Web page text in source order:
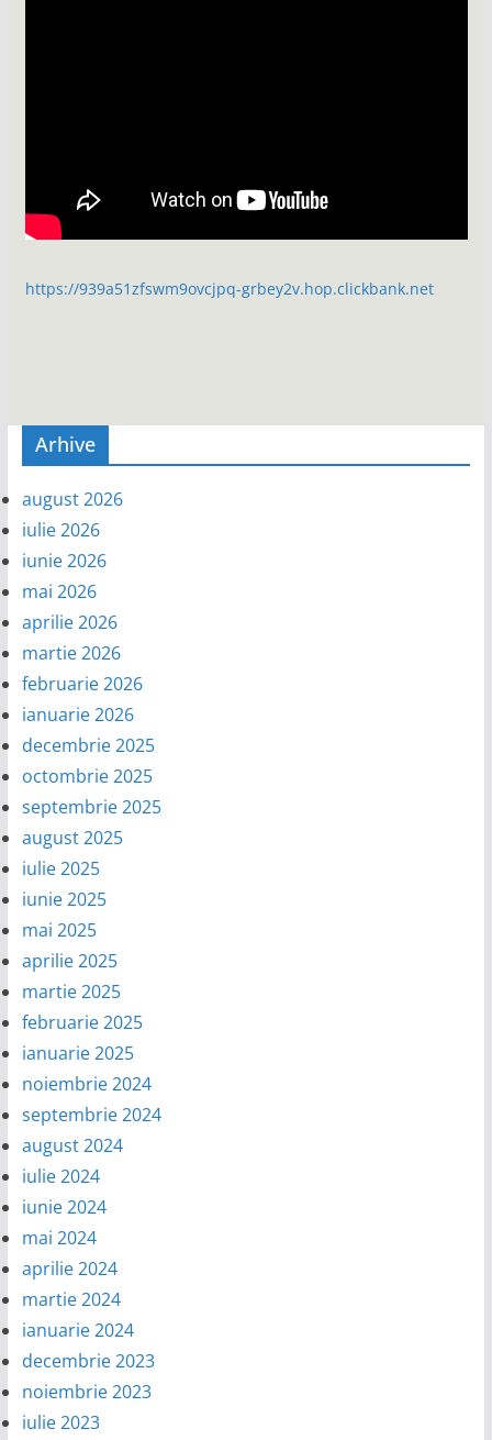
https://939a51zfswm9ovcjpq-grbey2v.hop.clickbank.net
Arhive
august 2026
iulie 2026
iunie 2026
mai 2026
aprilie 2026
martie 2026
februarie 2026
ianuarie 2026
decembrie 2025
octombrie 2025
septembrie 2025
august 2025
iulie 2025
iunie 2025
mai 2025
aprilie 2025
martie 2025
februarie 2025
ianuarie 2025
noiembrie 2024
septembrie 2024
august 2024
iulie 2024
iunie 2024
mai 2024
aprilie 2024
martie 2024
ianuarie 2024
decembrie 2023
noiembrie 2023
iulie 2023